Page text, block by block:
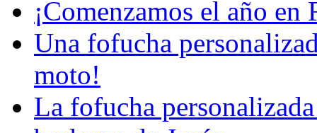
¡Comenzamos el año
Una fofucha
moto!
La fofucha